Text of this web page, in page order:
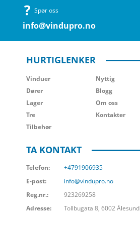
Spør oss
info@vindupro.no
HURTIGLENKER
Vinduer
Dører
Lager
Tre
Tilbehør
Nyttig
Blogg
Om oss
Kontakter
TA KONTAKT
Telefon:
+4791906935
E-post:
info@vindupro.no
Reg.nr.:
923269258
Adresse:
Tollbugata 8, 6002 Ålesund